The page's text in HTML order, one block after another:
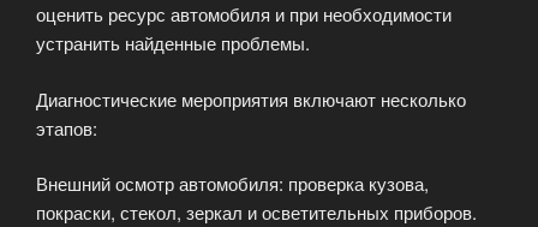
оценить ресурс автомобиля и при необходимости
устранить найденные проблемы.
Диагностические мероприятия включают несколько
этапов:
Внешний осмотр автомобиля: проверка кузова,
покраски, стекол, зеркал и осветительных приборов.